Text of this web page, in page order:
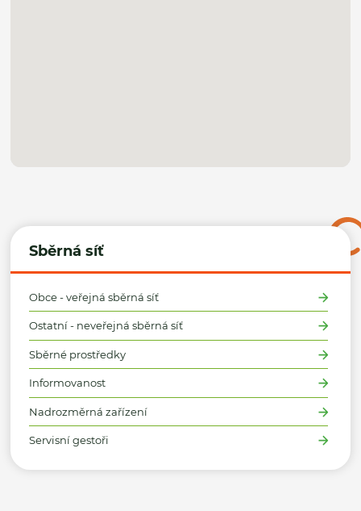
Sběrná síť
Obce - veřejná sběrná síť
Ostatní - neveřejná sběrná síť
Sběrné prostředky
Informovanost
Nadrozměrná zařízení
Servisní gestoři